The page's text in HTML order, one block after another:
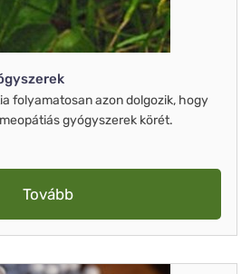
folyamatosan azon dolgozik, hogy
gyógyszerek körét.
Tovább